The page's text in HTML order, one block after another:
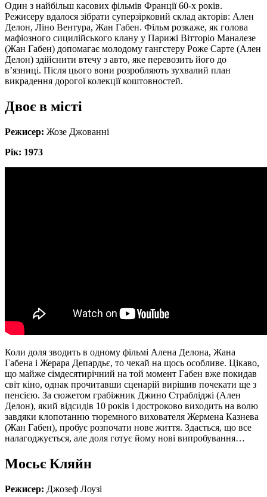
Один з найбільш касових фільмів Франції 60-х років.
Режисеру вдалося зібрати суперзірковий склад акторів: Ален
Делон, Ліно Вентура, Жан Габен. Фільм розкаже, як голова
мафіозного сицилійського клану у Парижі Вітторіо Маналезе
(Жан Габен) допомагає молодому гангстеру Роже Сарте (Ален
Делон) здійснити втечу з авто, яке перевозить його до
в’язниці. Після цього вони розробляють зухвалий план
викрадення дорогої колекції коштовностей.
Двоє в місті
Режисер: Жозе Джованні
Рік: 1973
Коли доля зводить в одному фільмі Алена Делона, Жана
Габена і Жерара Депардьє, то чекай на щось особливе. Цікаво,
що майже сімдесятирічний на той момент Габен вже покидав
світ кіно, однак прочитавши сценарій вирішив почекати ще з
пенсією. За сюжетом грабіжник Джино Страбліджі (Ален
Делон), який відсидів 10 років і достроково виходить на волю
завдяки клопотанню тюремного вихователя Жермена Казнева
(Жан Габен), пробує розпочати нове життя. Здається, що все
налагоджується, але доля готує йому нові випробування…
Мосьє Кляйн
Режисер: Джозеф Лоузі